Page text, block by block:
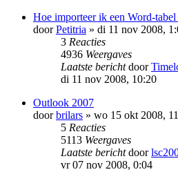
Hoe importeer ik een Word-tabel
doorPetitria » di 11 nov 2008,
3 Reacties
4936 Weergaves
Laatste berichtdoor
di 11 nov 2008, 10:20
Outlook 2007
doorbrilars » wo 15 okt 2008,
5 Reacties
5113 Weergaves
Laatste berichtdoor
vr 07 nov 2008, 0:04